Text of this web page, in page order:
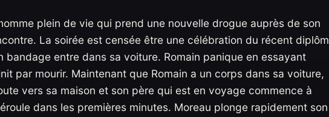
plein de vie qui prend une nouvelle drogue auprès de son
La soirée est censée être une célébration du récent
bandage entre dans sa voiture. Romain panique en essayant
par mourir. Maintenant que Romain a un corps dans sa voiture,
vers sa maison et son père qui est en voyage commence à
dans les premières minutes. Moreau plonge rapidement son